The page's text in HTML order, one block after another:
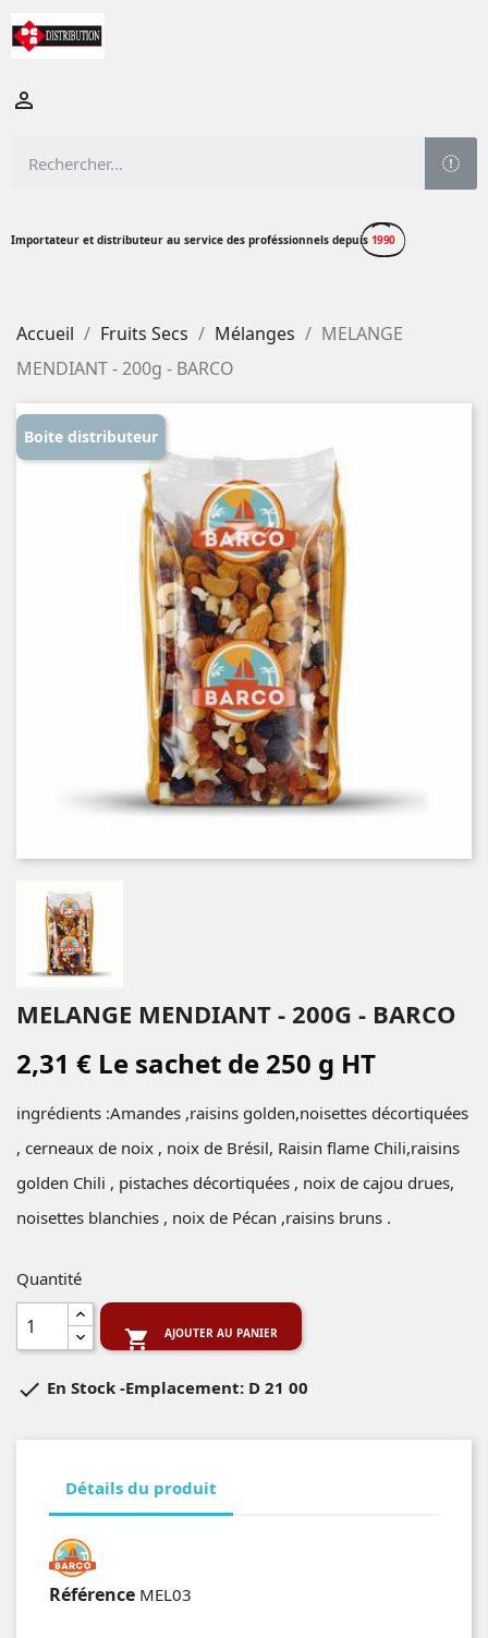

Importateur et distributeur au service des proféssionnels depuis 1990
Accueil Fruits Secs Mélanges
MELANGE
MENDIANT - 200g - BARCO
Boite distributeur
MELANGE MENDIANT - 200G - BARCO
2,31 € Le sachet de 250 g HT
ingrédients :Amandes ,raisins golden,noisettes décortiquées
, cerneaux de noix , noix de Brésil, Raisin flame Chili,raisins
golden Chili , pistaches décortiquées , noix de cajou drues,
noisettes blanchies , noix de Pécan ,raisins bruns .
Quantité
 AJOUTER AU PANIER
 En Stock -Emplacement: D 21 00
Détails du produit
Référence MEL03